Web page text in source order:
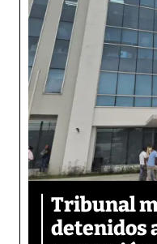
Tribunal
detenidos